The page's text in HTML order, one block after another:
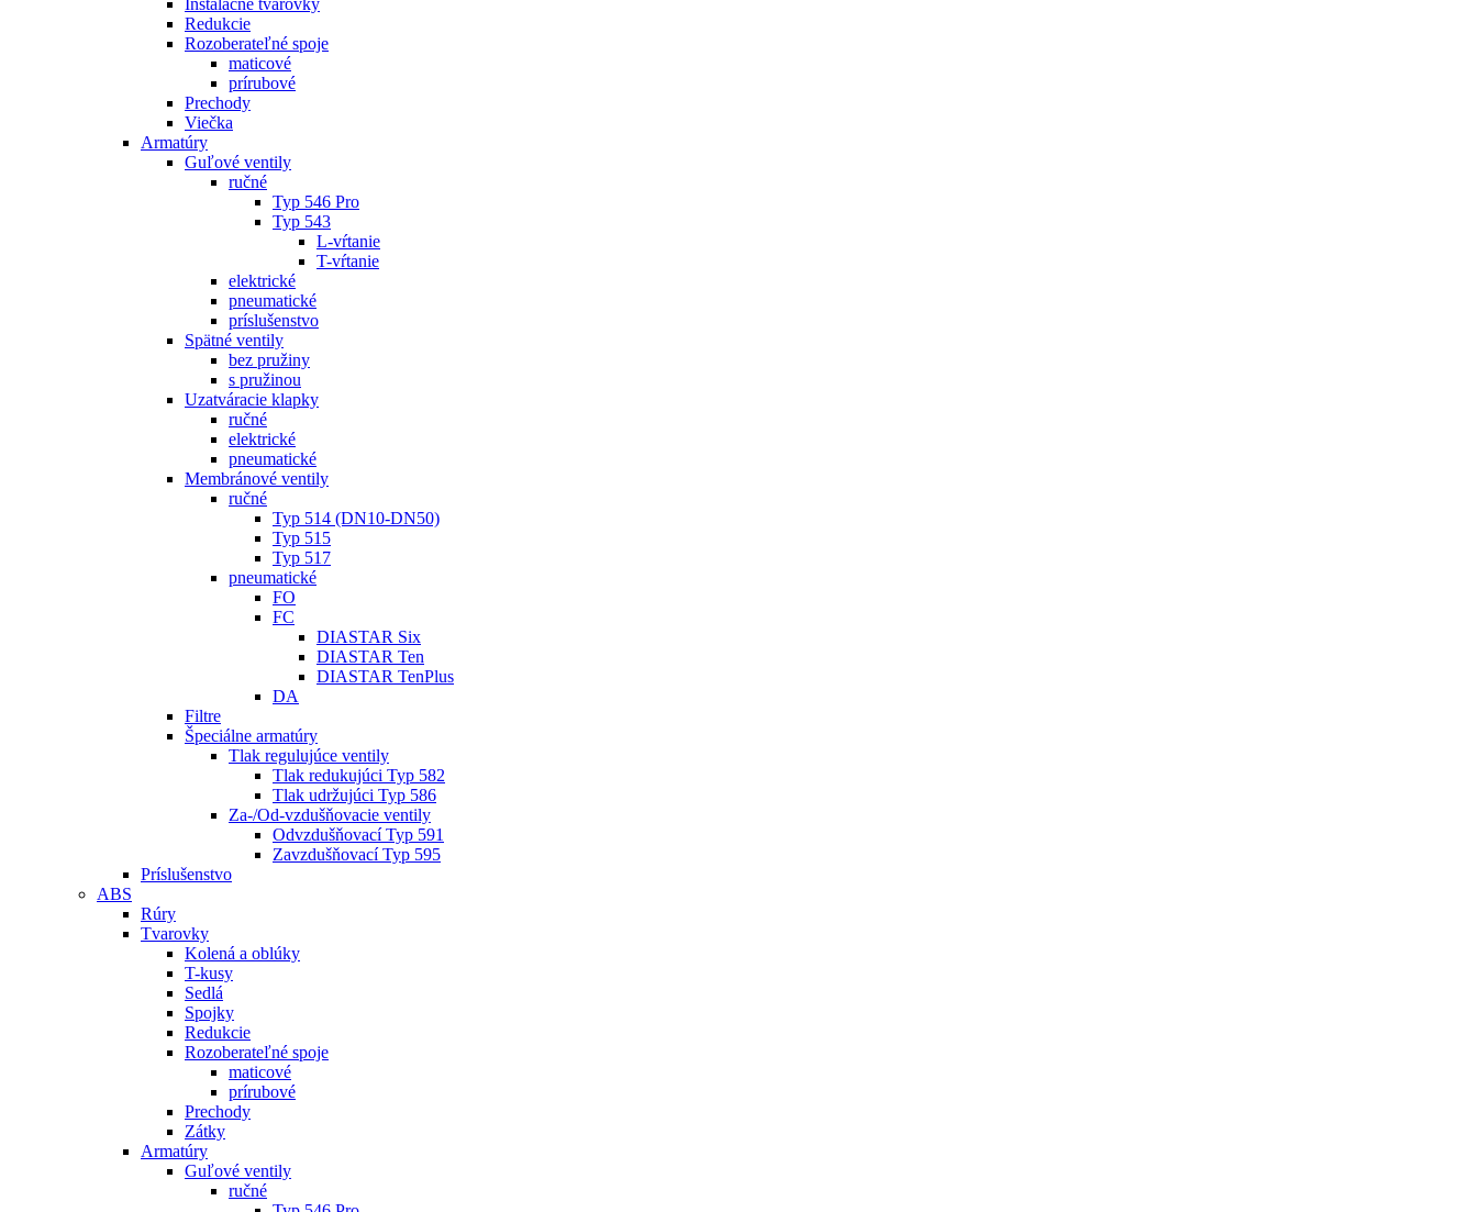
Inštalačné tvarovky
Redukcie
Rozoberateľné spoje
maticové
prírubové
Prechody
Viečka
Armatúry
Guľové ventily
ručné
Typ 546 Pro
Typ 543
L-vŕtanie
T-vŕtanie
elektrické
pneumatické
príslušenstvo
Spätné ventily
bez pružiny
s pružinou
Uzatváracie klapky
ručné
elektrické
pneumatické
Membránové ventily
ručné
Typ 514 (DN10-DN50)
Typ 515
Typ 517
pneumatické
FO
FC
DIASTAR Six
DIASTAR Ten
DIASTAR TenPlus
DA
Filtre
Špeciálne armatúry
Tlak regulujúce ventily
Tlak redukujúci Typ 582
Tlak udržujúci Typ 586
Za-/Od-vzdušňovacie ventily
Odvzdušňovací Typ 591
Zavzdušňovací Typ 595
Príslušenstvo
ABS
Rúry
Tvarovky
Kolená a oblúky
T-kusy
Sedlá
Spojky
Redukcie
Rozoberateľné spoje
maticové
prírubové
Prechody
Zátky
Armatúry
Guľové ventily
ručné